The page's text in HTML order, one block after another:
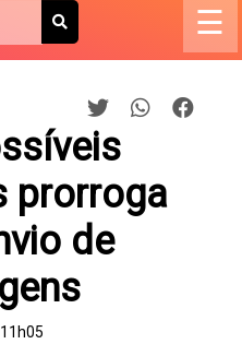
☰
prorroga
de